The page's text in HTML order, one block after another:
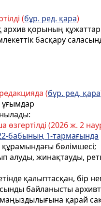
(бұр. ред. қара)
архив қорының
басқару
(бұр. ред. қара
ұғымдар
өзгертілді (2026 ж. 2
бабының 1-тармағында
бөлімшесі;
алуды, жинақтауды,
қалыптасқан, бір
байланысты
қарай